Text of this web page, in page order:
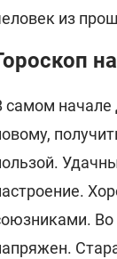
из
самом начале
Во